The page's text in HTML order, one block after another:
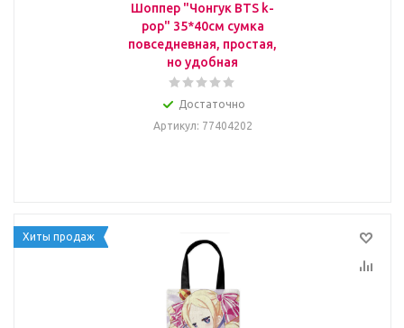
Шоппер "Чонгук BTS k-
pop" 35*40см сумка
повседневная, простая,
но удобная
Достаточно
Артикул: 77404202
Хиты продаж